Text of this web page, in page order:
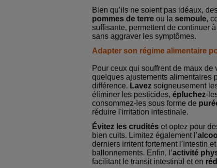
Bien qu’ils ne soient pas idéaux,
pommes de terre ou la semoule,
suffisante, permettent de continuer
sans aggraver les symptômes.
Adapter son régime alimentaire
Pour ceux qui souffrent de maux de
quelques ajustements alimentaires
différence. Lavez soigneusement
éliminer les pesticides, épluchez-
consommez-les sous forme de
réduire l'irritation intestinale.
Évitez les crudités et optez pour
bien cuits. Limitez également l’
derniers irritent fortement l’intestin
ballonnements. Enfin, l’activité
facilitant le transit intestinal et en